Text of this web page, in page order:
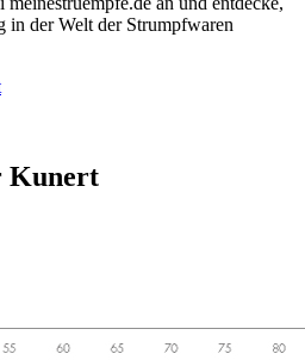
in der Welt der Strumpfwaren
Kunert